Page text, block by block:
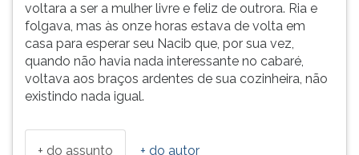
voltara a ser a mulher livre e feliz de outrora. Ria e
folgava, mas às onze horas estava de volta em
casa para esperar seu Nacib que, por sua vez,
quando não havia nada interessante no cabaré,
voltava aos braços ardentes de sua cozinheira, não
existindo nada igual.
+ do assunto + do autor